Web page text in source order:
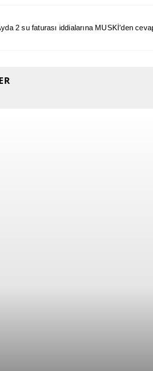
2 su faturası iddialarına MUSKİ’den